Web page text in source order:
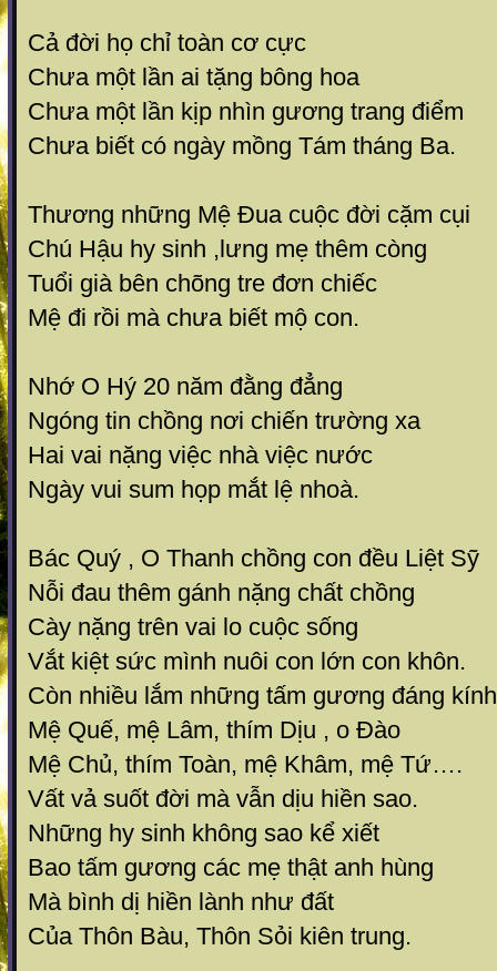
Cả đời họ chỉ toàn cơ cực
Chưa một lần ai tặng bông hoa
Chưa một lần kịp nhìn gương trang điểm
Chưa biết có ngày mồng Tám tháng Ba.
Thương những Mệ Đua cuộc đời cặm cụi
Chú Hậu hy sinh ,lưng mẹ thêm còng
Tuổi già bên chõng tre đơn chiếc
Mệ đi rồi mà chưa biết mộ con.
Nhớ O Hý 20 năm đằng đẳng
Ngóng tin chồng nơi chiến trường xa
Hai vai nặng việc nhà việc nước
Ngày vui sum họp mắt lệ nhoà.
Bác Quý , O Thanh chồng con đều Liệt Sỹ
Nỗi đau thêm gánh nặng chất chồng
Cày nặng trên vai lo cuộc sống
Vắt kiệt sức mình nuôi con lớn con khôn.
Còn nhiều lắm những tấm gương đáng kính
Mệ Quế, mệ Lâm, thím Dịu , o Đào
Mệ Chủ, thím Toàn, mệ Khâm, mệ Tứ….
Vất vả suốt đời mà vẫn dịu hiền sao.
Những hy sinh không sao kể xiết
Bao tấm gương các mẹ thật anh hùng
Mà bình dị hiền lành như đất
Của Thôn Bàu, Thôn Sỏi kiên trung.